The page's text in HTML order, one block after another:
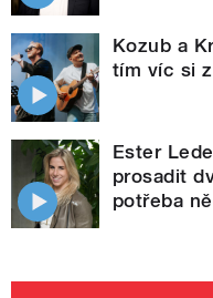
Kozub a
tím víc si
Ester
prosadit
potřeba